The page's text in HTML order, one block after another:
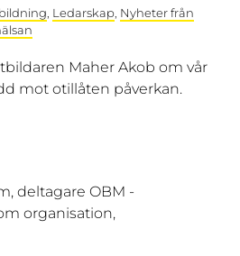
, Ledarskap, Nyheter från
Maher Akob om vår
mot otillåten påverkan.